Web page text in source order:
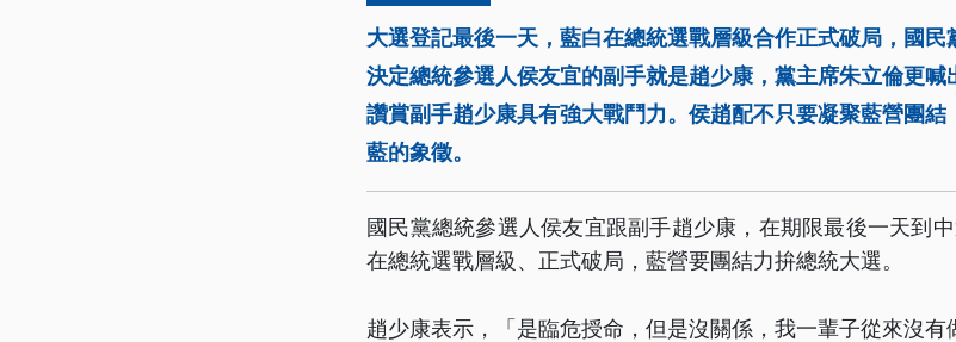
大選登記最後一天，藍白在總統選戰層級合作正式破局，國民
決定總統參選人侯友宜的副手就是趙少康，黨主席朱立倫更
讚賞副手趙少康具有強大戰鬥力。侯趙配不只要凝聚藍營團結
藍的象徵。
國民黨總統參選人侯友宜跟副手趙少康，在期限最後一天到
在總統選戰層級、正式破局，藍營要團結力拚總統大選。
趙少康表示，「是臨危授命，但是沒關係，我一輩子從來沒有